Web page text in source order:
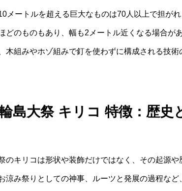
メートルを超える巨大なものは70人以上で担が
どのものもあり、幅も2メートル近くなる場合が
木組みやホゾ組みで釘を使わずに構成される技術
島大祭 キリコ 特徴：歴史
のキリコは形状や装飾だけではなく、その起源
涼み祭りとしての神事、ルーツと発展の過程な